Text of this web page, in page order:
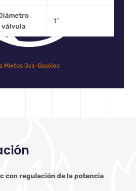
válvula
1″
Mixtos Gas-Gasóleo
con regulación de la potencia